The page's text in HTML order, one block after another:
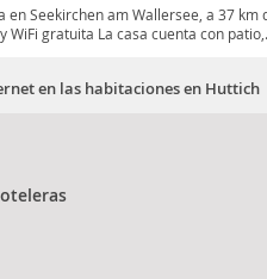
en Seekirchen am Wallersee, a 37 km
WiFi gratuita La casa cuenta con
en las habitaciones en Huttich